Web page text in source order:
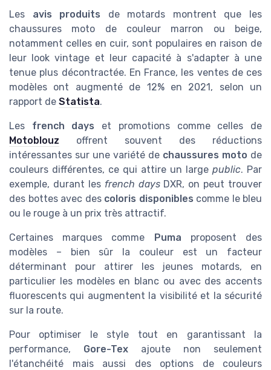
Les avis produits de motards montrent que les
chaussures moto de couleur marron ou beige,
notamment celles en cuir, sont populaires en raison de
leur look vintage et leur capacité à s'adapter à une
tenue plus décontractée. En France, les ventes de ces
modèles ont augmenté de 12% en 2021, selon un
rapport de Statista.
Les french days et promotions comme celles de
Motoblouz offrent souvent des réductions
intéressantes sur une variété de chaussures moto de
couleurs différentes, ce qui attire un large public. Par
exemple, durant les french daysDXR, on peut trouver
des bottes avec des coloris disponibles comme le bleu
ou le rouge à un prix très attractif.
Certaines marques comme Puma proposent des
modèles – bien sûr la couleur est un facteur
déterminant pour attirer les jeunes motards, en
particulier les modèles en blanc ou avec des accents
fluorescents qui augmentent la visibilité et la sécurité
sur la route.
Pour optimiser le style tout en garantissant la
performance, Gore-Tex ajoute non seulement
l'étanchéité mais aussi des options de couleurs